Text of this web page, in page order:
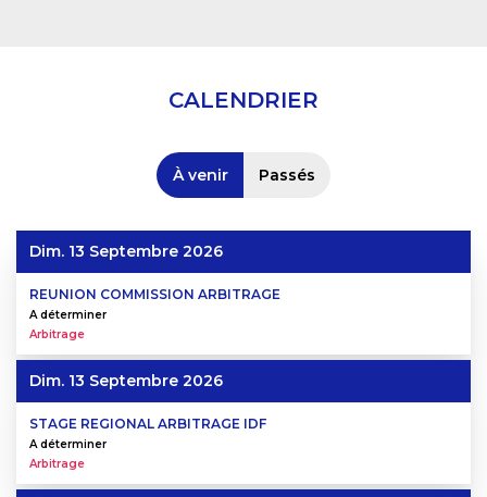
CALENDRIER
À venir Passés
Dim. 13 Septembre 2026
REUNION COMMISSION ARBITRAGE
A déterminer
Arbitrage
Dim. 13 Septembre 2026
STAGE REGIONAL ARBITRAGE IDF
A déterminer
Arbitrage